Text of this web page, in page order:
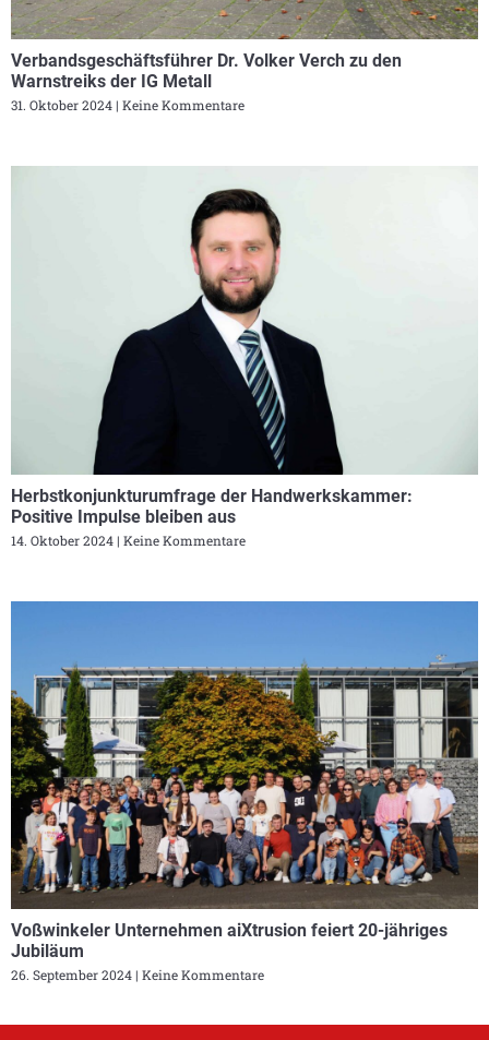
Verbandsgeschäftsführer Dr. Volker Verch zu den
Warnstreiks der IG Metall
31. Oktober 2024 Keine Kommentare
Herbstkonjunkturumfrage der Handwerkskammer:
Positive Impulse bleiben aus
14. Oktober 2024 Keine Kommentare
Voßwinkeler Unternehmen aiXtrusion feiert 20-jähriges
Jubiläum
26. September 2024 Keine Kommentare